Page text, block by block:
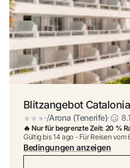
Blitzangebot
·/Arona (Tenerife)· 8.1
🔥 Nur für begrenzte Zeit: 20 %
Gültig bis 14 ago - Für Reisen vom
Bedingungen anzeigen